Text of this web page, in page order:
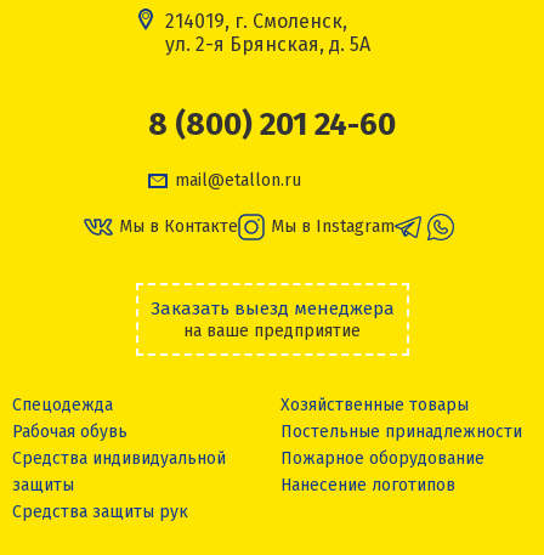
214019, г. Смоленск,
ул. 2-я Брянская, д. 5А
8 (800) 201 24-60
mail@etallon.ru
Мы в Контакте Мы в Instagram
Заказать выезд менеджера
на ваше предприятие
Спецодежда
Рабочая обувь
Средства индивидуальной
защиты
Средства защиты рук
Хозяйственные товары
Постельные принадлежности
Пожарное оборудование
Нанесение логотипов